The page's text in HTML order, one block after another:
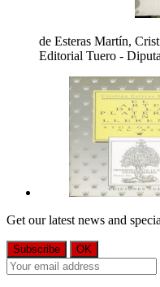
de Esteras Martín,
Editorial Tuero -
Get our latest news and